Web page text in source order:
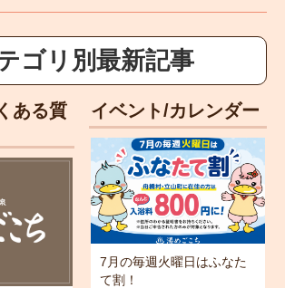
テゴリ別最新記事
ある質
イベント/カレンダー
7月の毎週火曜日はふなた
て割！